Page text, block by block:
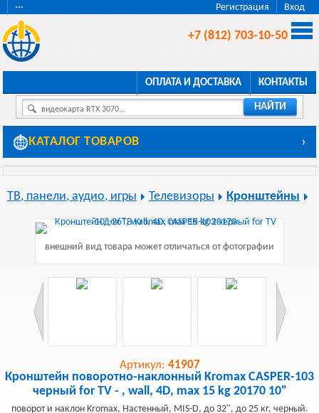
Регистрация Вход
···
+7 (812) 703-10-50
ОПЛАТА И ДОСТАВКА КОНТАКТЫ
видеокарта RTX 3070... НАЙТИ
КАТАЛОГ ТОВАРОВ ›
ТВ, панели, аудио, игры Телевизоры Кронштейны
внешний вид товара может отличаться от фотографии
Артикул: 41907
Кронштейн поворотно-наклонный Kromax CASPER-103
черный for TV - , wall, 4D, max 15 kg 20170 10"
поворот и наклон Kromax, Настенный, MIS-D, до 32", до 25 кг, черный.